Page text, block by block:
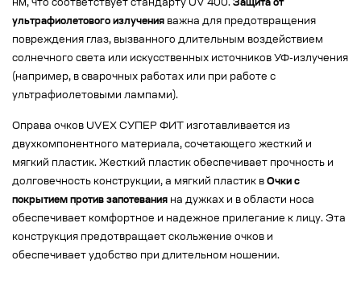
нм, что соответствует стандарту UV 400. Защита от
ультрафиолетового излучения важна для предотвращения
повреждения глаз, вызванного длительным воздействием
солнечного света или искусственных источников УФ-излучения
(например, в сварочных работах или при работе с
ультрафиолетовыми лампами).
Оправа очков UVEX СУПЕР ФИТ изготавливается из
двухкомпонентного материала, сочетающего жесткий и
мягкий пластик. Жесткий пластик обеспечивает прочность и
долговечность конструкции, а мягкий пластик в Очки с
покрытием против запотевания на дужках и в области носа
обеспечивает комфортное и надежное прилегание к лицу. Эта
конструкция предотвращает скольжение очков и
обеспечивает удобство при длительном ношении.